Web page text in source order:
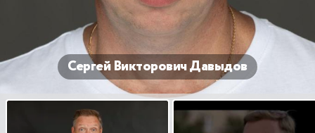
Сергей Викторович Давыдов